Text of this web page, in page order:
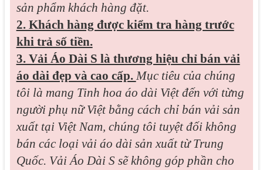
sản phẩm khách hàng đặt.
2. Khách hàng được kiểm tra hàng trước
khi trả số tiền.
3. Vải Áo Dài S là thương hiệu chỉ bán vải
áo dài đẹp và cao cấp. Mục tiêu của chúng
tôi là mang Tinh hoa áo dài Việt đến với từng
người phụ nữ Việt bằng cách chỉ bán vải sản
xuất tại Việt Nam, chúng tôi tuyệt đối không
bán các loại vải áo dài sản xuất từ Trung
Quốc. Vải Áo Dài S sẽ không góp phần cho